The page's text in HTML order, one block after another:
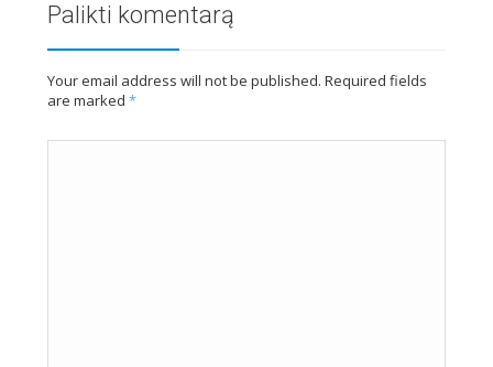
Palikti komentarą
Your email address will not be published. Required fields
are marked*